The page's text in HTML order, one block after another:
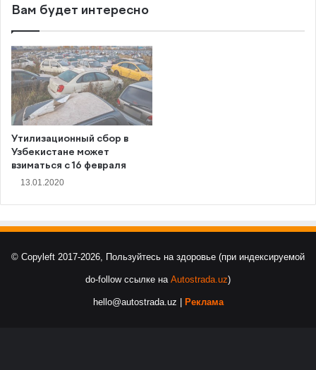
Вам будет интересно
Утилизационный сбор в
Узбекистане может
взиматься с 16 февраля
13.01.2020
© Copyleft 2017-2026, Пользуйтесь на здоровье (при индексируемой
do-follow ссылке на Autostrada.uz)
hello@autostrada.uz | Реклама